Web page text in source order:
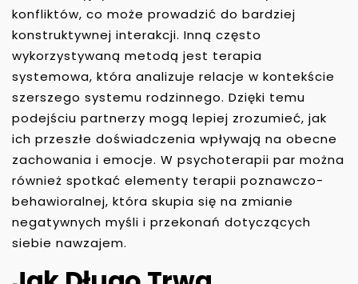
konfliktów, co może prowadzić do bardziej
konstruktywnej interakcji. Inną często
wykorzystywaną metodą jest terapia
systemowa, która analizuje relacje w kontekście
szerszego systemu rodzinnego. Dzięki temu
podejściu partnerzy mogą lepiej zrozumieć, jak
ich przeszłe doświadczenia wpływają na obecne
zachowania i emocje. W psychoterapii par można
również spotkać elementy terapii poznawczo-
behawioralnej, która skupia się na zmianie
negatywnych myśli i przekonań dotyczących
siebie nawzajem.